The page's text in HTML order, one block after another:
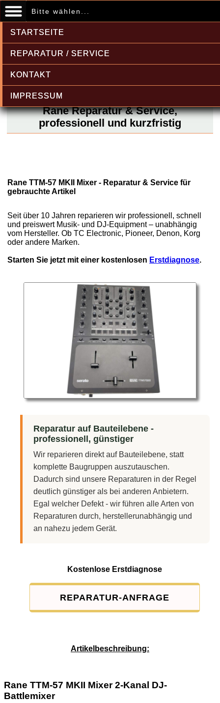
Bitte wählen...
STARTSEITE
REPARATUR / SERVICE
KONTAKT
IMPRESSUM
Rane Reparatur & Service,
professionell und kurzfristig
Rane TTM-57 MKII Mixer - Reparatur & Service für
gebrauchte Artikel
Seit über 10 Jahren reparieren wir professionell, schnell
und preiswert Musik- und DJ-Equipment – unabhängig
vom Hersteller. Ob TC Electronic, Pioneer, Denon, Korg
oder andere Marken.
Starten Sie jetzt mit einer kostenlosen Erstdiagnose.
Reparatur auf Bauteilebene -
professionell, günstiger
Wir reparieren direkt auf Bauteilebene, statt
komplette Baugruppen auszutauschen.
Dadurch sind unsere Reparaturen in der Regel
deutlich günstiger als bei anderen Anbietern.
Egal welcher Defekt - wir führen alle Arten von
Reparaturen durch, herstellerunabhängig und
an nahezu jedem Gerät.
Kostenlose Erstdiagnose
REPARATUR-ANFRAGE
Artikelbeschreibung:
Rane TTM-57 MKII Mixer 2-Kanal DJ-
Battlemixer